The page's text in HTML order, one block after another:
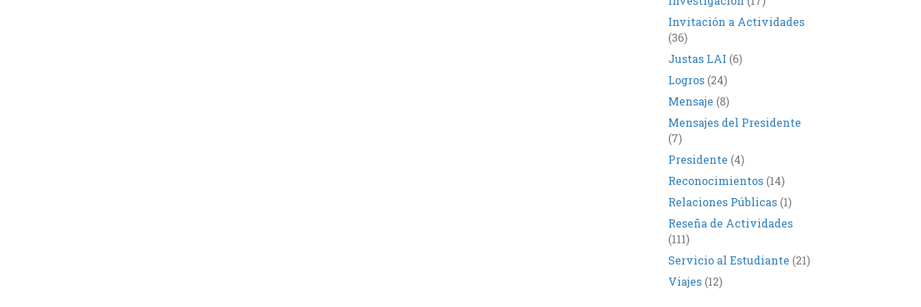
Invitación a Actividades
(36)
Justas LAI (6)
Logros(24)
Mensaje (8)
Mensajes del Presidente
(7)
Presidente (4)
Reconocimientos(14)
Relaciones Públicas(1)
Reseña de Actividades
(111)
Servicio al Estudiante (21)
Viajes(12)